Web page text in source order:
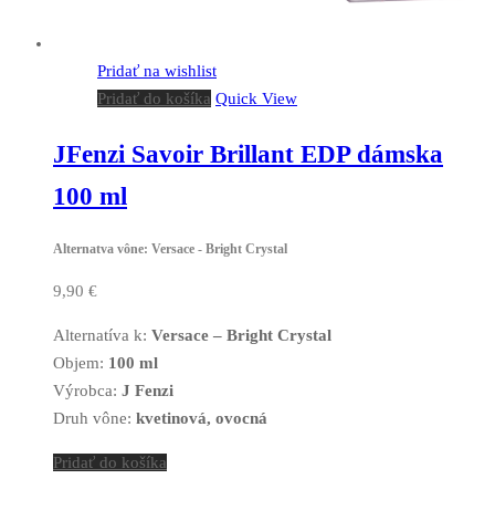
Pridať na wishlist
Pridať do košíka Quick View
JFenzi Savoir Brillant EDP dámska
100 ml
Alternatva vône: Versace - Bright Crystal
9,90 €
Alternatíva k: Versace – Bright Crystal
Objem: 100 ml
Výrobca: J Fenzi
Druh vône: kvetinová, ovocná
Pridať do košíka